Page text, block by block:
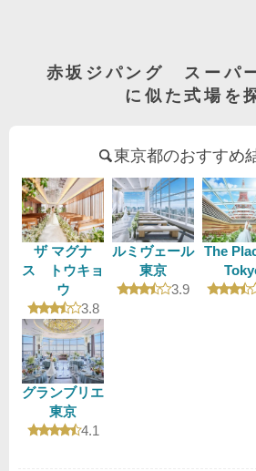
赤坂ジパング スーパ
に似た式場を
東京都のおすすめ
ザ マグナ
ス トウキョ
ウ
口コミ評価
3.8
ルミヴェール
東京
口コミ評価
3.9
The
グランブリエ
東京
口コミ評価
4.1